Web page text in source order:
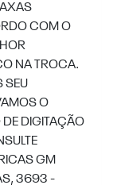
COM O
NA TROCA.
SEU
O
DE DIGITAÇÃO
GM
3693 -